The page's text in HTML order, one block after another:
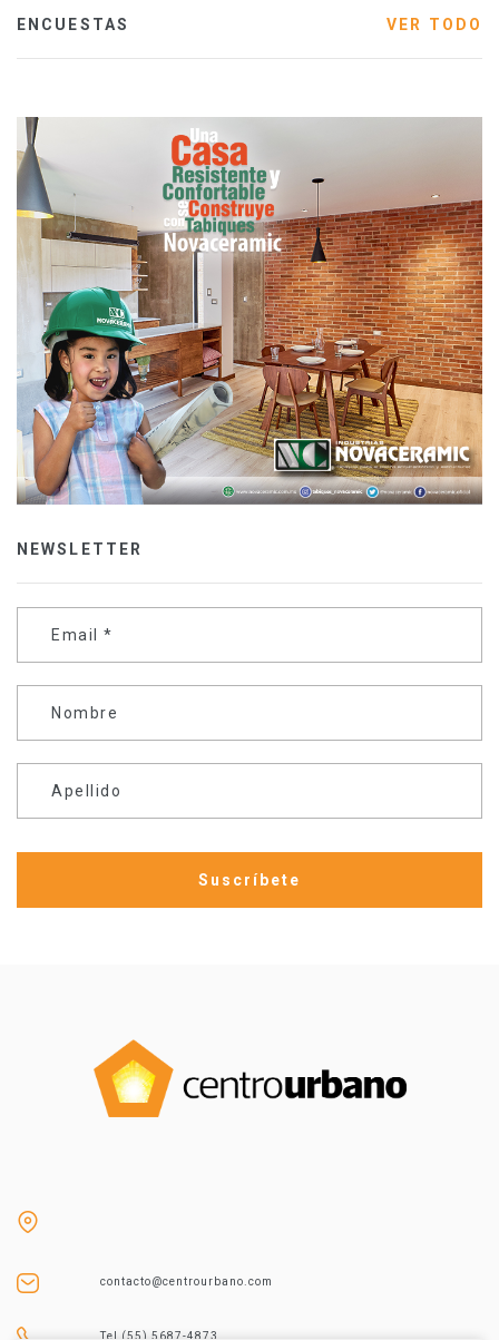
ENCUESTAS VER TODO
NEWSLETTER
Email *
Nombre
Apellido
contacto@centrourbano.com
Tel (55) 5687-4873